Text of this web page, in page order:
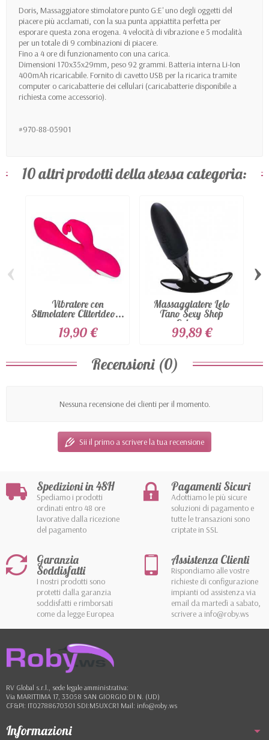
Doris, Massaggiatore stimolatore punto G:E' uno degli oggetti del
piacere più acclamati, con la sua punta appiattita perfetta per
esporare questa zona erogena. 4 velocità di vibrazione e 5 modalità
per un totale di 9 combinazioni di piacere.
Fino a 4 ore di funzionamento con una carica.
Dimensioni 170x35x29mm, peso 92 grammi. Batteria interna Li-Ion
400mAh ricaricabile. Fornito di cavetto USB per la ricarica tramite
computer o caricabatterie dei cellulari (caricabatterie disponibile a
richiesta come accessorio).
#970-88-05901
10 altri prodotti della stessa categoria:
Vibratore con
Stimolatore Clitorideo...
19,90 €
Massaggiatore Lelo
Tano Sexy Shop
Colore...
99,89 €
‹ ›
Recensioni (0)
Nessuna recensione dei clienti per il momento.
Sii il primo a scrivere la tua recensione
Spedizioni in 48H
Spediamo i prodotti
ordinati entro 48 ore
lavorative dalla ricezione
del pagamento
Pagamenti Sicuri
Adottiamo le più sicure
soluzioni di pagamento e
tutte le transazioni sono
criptate in SSL
Garanzia
Soddisfatti
I nostri prodotti sono
protetti dalla garanzia
soddisfatti e rimborsati
come da legge Europea
Assistenza Clienti
Rispondiamo alle vostre
richieste di configurazione
impianti od assistenza via
email da martedì a sabato,
scrivere a info@roby.ws
RV Global s.r.l., sede legale amministrativa:
Via MARITTIMA 17, 33058 SAN GIORGIO DI N. (UD)
CF&PI: IT02788670301 SDI:M5UXCR1 Mail: info@roby.ws
Informazioni